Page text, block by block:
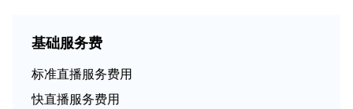
基础服务费
标准直播服务费用
快直播服务费用